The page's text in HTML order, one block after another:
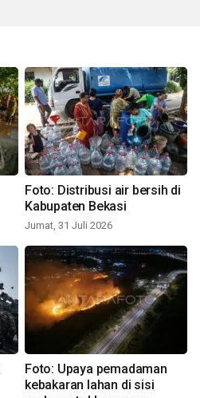
Foto: Distribusi air bersih di
Kabupaten Bekasi
Jumat, 31 Juli 2026
Foto: Upaya pemadaman
kebakaran lahan di sisi